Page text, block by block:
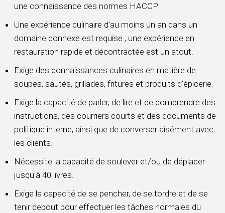
une connaissance des normes HACCP
Une expérience culinaire d'au moins un an dans un
domaine connexe est requise ; une expérience en
restauration rapide et décontractée est un atout.
Exige des connaissances culinaires en matière de
soupes, sautés, grillades, fritures et produits d'épicerie.
Exige la capacité de parler, de lire et de comprendre des
instructions, des courriers courts et des documents de
politique interne, ainsi que de converser aisément avec
les clients.
Nécessite la capacité de soulever et/ou de déplacer
jusqu'à 40 livres.
Exige la capacité de se pencher, de se tordre et de se
tenir debout pour effectuer les tâches normales du